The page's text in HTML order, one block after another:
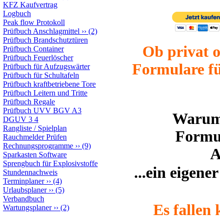
KFZ Kaufvertrag
Logbuch
Peak flow Protokoll
Prüfbuch Anschlagmittel ›› (2)
Prüfbuch Brandschutztüren
Prüfbuch Container
Prüfbuch Feuerlöscher
Prüfbuch für Aufzugswärter
Prüfbuch für Schultafeln
Prüfbuch kraftbetriebene Tore
Prüfbuch Leitern und Tritte
Prüfbuch Regale
Prüfbuch UVV BGV A3
DGUV 3 4
Rangliste / Spielplan
Rauchmelder Prüfen
Rechnungsprogramme ›› (9)
Sparkasten Software
Sprengbuch für Explosivstoffe
Stundennachweis
Terminplaner›› (4)
Urlaubsplaner›› (5)
Verbandbuch
Wartungsplaner›› (2)
Ob privat
Formulare
...ein
Es fallen